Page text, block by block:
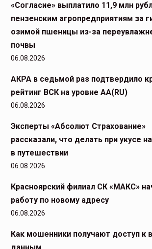
«Согласие» выплатило 11,9 млн
пензенским агропредприятиям за
озимой пшеницы из-за
почвы
06.08.2026
АКРА в седьмой раз подтвердило
рейтинг ВСК на уровне АА(RU)
06.08.2026
Эксперты «Абсолют Страхование»
рассказали, что делать при укусе
в путешествии
06.08.2026
Красноярский филиал СК «МАКС»
работу по новому адресу
06.08.2026
Как мошенники получают доступ к